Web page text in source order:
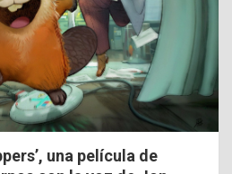
una película de